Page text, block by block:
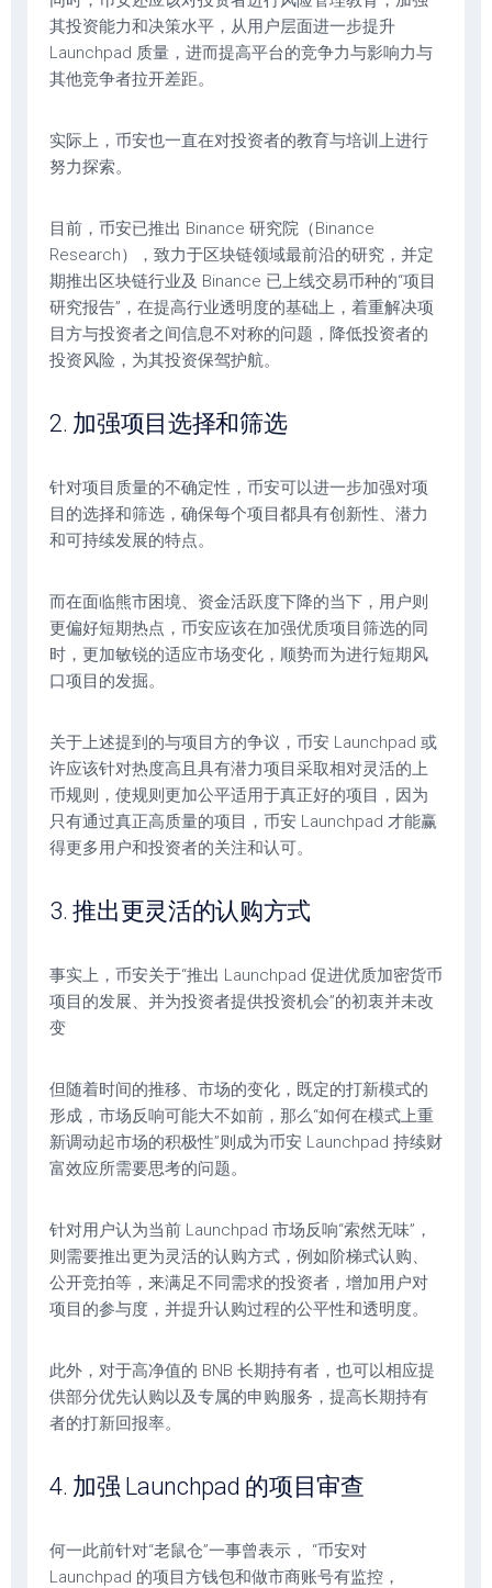
其投资能力和决策水平，从用户层面进一步提升
Launchpad 质量，进而提高平台的竞争力与影响力与
其他竞争者拉开差距。
实际上，币安也一直在对投资者的教育与培训上进行
努力探索。
目前，币安已推出 Binance 研究院（Binance
Research），致力于区块链领域最前沿的研究，并定
期推出区块链行业及 Binance 已上线交易币种的“项目
研究报告”，在提高行业透明度的基础上，着重解决项
目方与投资者之间信息不对称的问题，降低投资者的
投资风险，为其投资保驾护航。
2. 加强项目选择和筛选
针对项目质量的不确定性，币安可以进一步加强对项
目的选择和筛选，确保每个项目都具有创新性、潜力
和可持续发展的特点。
而在面临熊市困境、资金活跃度下降的当下，用户则
更偏好短期热点，币安应该在加强优质项目筛选的同
时，更加敏锐的适应市场变化，顺势而为进行短期风
口项目的发掘。
关于上述提到的与项目方的争议，币安 Launchpad 或
许应该针对热度高且具有潜力项目采取相对灵活的上
币规则，使规则更加公平适用于真正好的项目，因为
只有通过真正高质量的项目，币安 Launchpad 才能赢
得更多用户和投资者的关注和认可。
3. 推出更灵活的认购方式
事实上，币安关于“推出 Launchpad 促进优质加密货币
项目的发展、并为投资者提供投资机会”的初衷并未改
变
但随着时间的推移、市场的变化，既定的打新模式的
形成，市场反响可能大不如前，那么“如何在模式上重
新调动起市场的积极性”则成为币安 Launchpad 持续财
富效应所需要思考的问题。
针对用户认为当前 Launchpad 市场反响“索然无味”，
则需要推出更为灵活的认购方式，例如阶梯式认购、
公开竞拍等，来满足不同需求的投资者，增加用户对
项目的参与度，并提升认购过程的公平性和透明度。
此外，对于高净值的 BNB 长期持有者，也可以相应提
供部分优先认购以及专属的申购服务，提高长期持有
者的打新回报率。
4. 加强 Launchpad 的项目审查
何一此前针对“老鼠仓”一事曾表示， “币安对
Launchpad 的项目方钱包和做市商账号有监控，